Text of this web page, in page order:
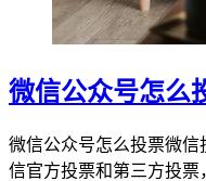
微信公众号怎么
微信公众号怎么投票微
信官方投票和第三方投